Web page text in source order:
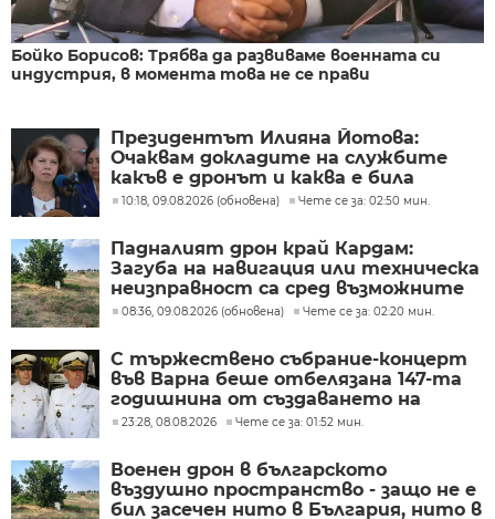
Бойко Борисов: Трябва да развиваме военната си
индустрия, в момента това не се прави
Президентът Илияна Йотова:
Очаквам докладите на службите
какъв е дронът и каква е била
неговата роля
10:18, 09.08.2026 (обновена) Чете се за: 02:50 мин.
Падналият дрон край Кардам:
Загуба на навигация или техническа
неизправност са сред възможните
причини
08:36, 09.08.2026 (обновена) Чете се за: 02:20 мин.
С тържествено събрание-концерт
във Варна беше отбелязана 147-та
годишнина от създаването на
Военноморските сили
23:28, 08.08.2026 Чете се за: 01:52 мин.
Военен дрон в българското
въздушно пространство - защо не е
бил засечен нито в България, нито в